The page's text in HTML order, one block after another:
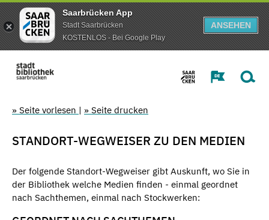
Saarbrücken App
Stadt Saarbrücken
KOSTENLOS - Bei Google Play
ANSEHEN
» Seite vorlesen | » Seite drucken
STANDORT-WEGWEISER ZU DEN MEDIEN
Der folgende Standort-Wegweiser gibt Auskunft, wo Sie in
der Bibliothek welche Medien finden - einmal geordnet
nach Sachthemen, einmal nach Stockwerken: